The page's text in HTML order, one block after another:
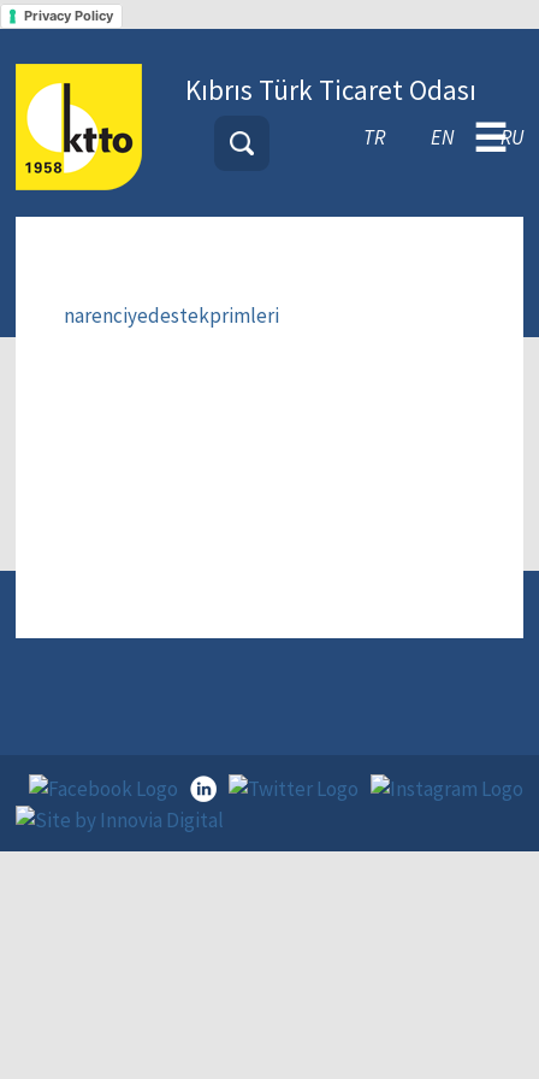
Privacy Policy
Kıbrıs Türk Ticaret Odası
TR EN RU
☰
narenciyedestekprimleri